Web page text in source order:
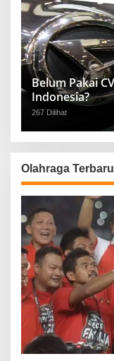
Belum Pakai
Indonesia?
267 Dilihat
Olahraga Terbaru